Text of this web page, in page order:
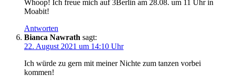
Whoop! Ich freue mich auf 3Berlin am 28.08. um 11 Uhr in
Moabit!
Antworten
Bianca Nawrath sagt:
22. August 2021 um 14:10 Uhr
Ich würde zu gern mit meiner Nichte zum tanzen vorbei
kommen!